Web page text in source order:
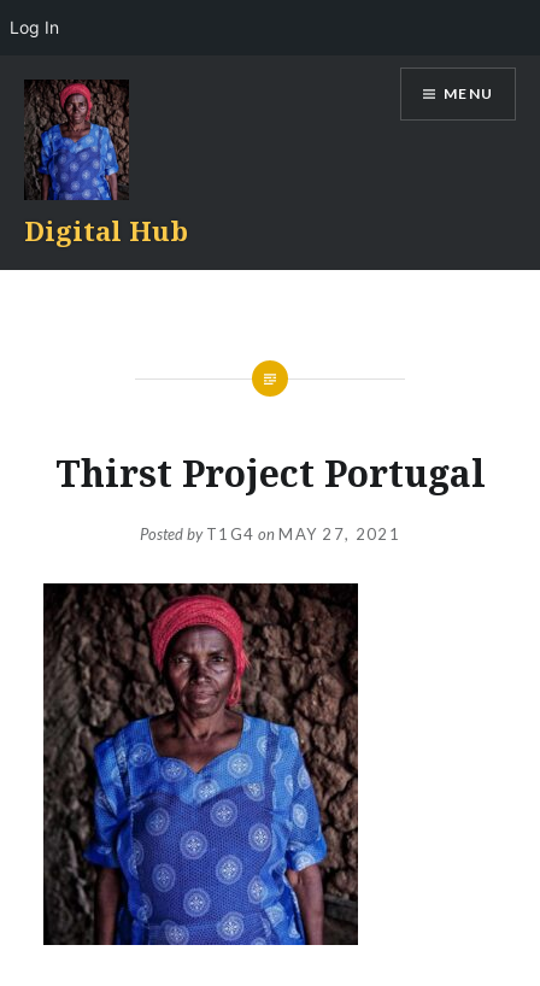
content
Digital Hub
MENU
Thirst Project Portugal
Posted byT1G4 onMAY 27, 2021
Log In